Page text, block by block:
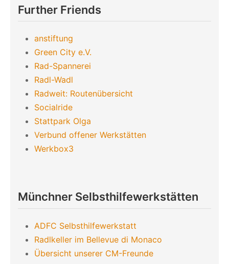
Further Friends
anstiftung
Green City e.V.
Rad-Spannerei
Radl-Wadl
Radweit: Routenübersicht
Socialride
Stattpark Olga
Verbund offener Werkstätten
Werkbox3
Münchner Selbsthilfewerkstätten
ADFC Selbsthilfewerkstatt
Radlkeller im Bellevue di Monaco
Übersicht unserer CM-Freunde